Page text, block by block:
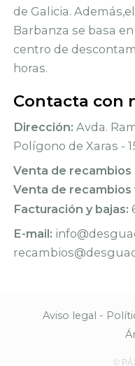
de Galicia.
Barbanza se basa
centro de
horas.
Contacta con
Dirección: Avda.
Polígono de Xaras -
Venta de recambios
Venta de recambios
Facturación y bajas:
E-mail:
Aviso legal -
©